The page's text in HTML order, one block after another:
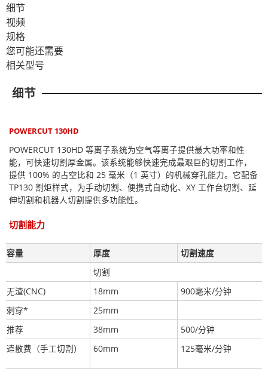
细节
视频
规格
您可能还需要
相关型号
细节
POWERCUT 130HD
POWERCUT 130HD 等离子系统为空气等离子提供最大功率和性
能，可快速切割厚金属。该系统能够快速完成最艰巨的切割工作，
提供 100% 的占空比和 25 毫米（1 英寸）的机械穿孔能力。它配备
TP130 割炬样式，为手动切割、便携式自动化、XY 工作台切割、延
伸切割和机器人切割提供多功能性。
切割能力
容量 厚度
切割速度
切割
无渣(CNC)
18mm
900毫米/分钟
刺穿*
25mm
推荐
38mm
500/分钟
遣散费（手工切割）
60mm 125毫米/分钟